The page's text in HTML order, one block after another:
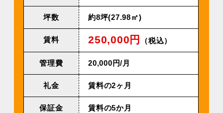
坪数 約8坪(27.98㎡)
賃料 250,000円 （税込）
管理費 20,000円/⽉
礼金 賃料の2ヶ月
保証金 賃料の5か月